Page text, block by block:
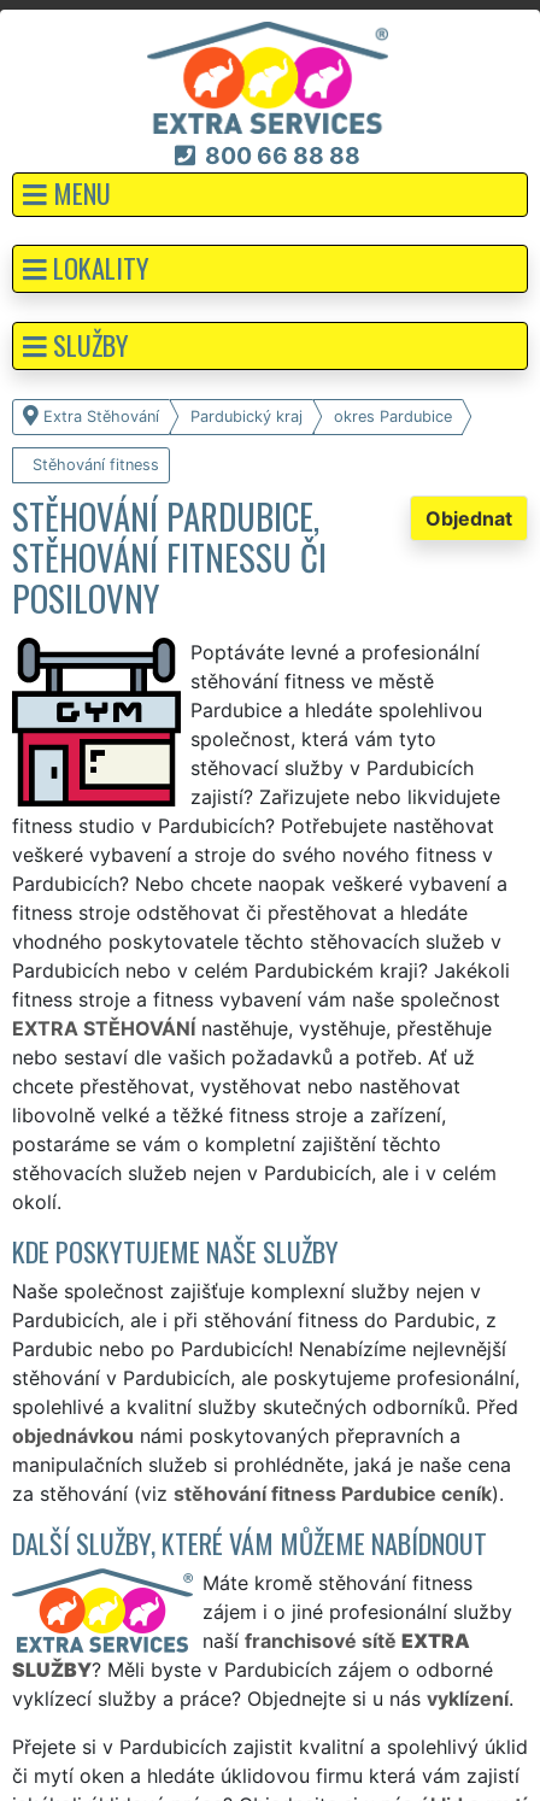
800 66 88 88
MENU
Extra Stěhování Pardubický kraj okres Pardubice
Stěhování fitness
Objednat
STĚHOVÁNÍ PARDUBICE,
STĚHOVÁNÍ FITNESSU ČI
POSILOVNY
Poptáváte levné a profesionální
stěhování fitness ve městě
Pardubice a hledáte spolehlivou
společnost, která vám tyto
stěhovací služby v Pardubicích
zajistí? Zařizujete nebo likvidujete
fitness studio v Pardubicích? Potřebujete nastěhovat
veškeré vybavení a stroje do svého nového fitness v
Pardubicích? Nebo chcete naopak veškeré vybavení a
fitness stroje odstěhovat či přestěhovat a hledáte
vhodného poskytovatele těchto stěhovacích služeb v
Pardubicích nebo v celém Pardubickém kraji? Jakékoli
fitness stroje a fitness vybavení vám naše společnost
EXTRA STĚHOVÁNÍ nastěhuje, vystěhuje, přestěhuje
nebo sestaví dle vašich požadavků a potřeb. Ať už
chcete přestěhovat, vystěhovat nebo nastěhovat
libovolně velké a těžké fitness stroje a zařízení,
postaráme se vám o kompletní zajištění těchto
stěhovacích služeb nejen v Pardubicích, ale i v celém
okolí.
KDE POSKYTUJEME NAŠE SLUŽBY
Naše společnost zajišťuje komplexní služby nejen v
Pardubicích, ale i při stěhování fitness do Pardubic, z
Pardubic nebo po Pardubicích! Nenabízíme nejlevnější
stěhování v Pardubicích, ale poskytujeme profesionální,
spolehlivé a kvalitní služby skutečných odborníků. Před
objednávkou námi poskytovaných přepravních a
manipulačních služeb si prohlédněte, jaká je naše cena
za stěhování (viz stěhování fitness Pardubice ceník).
DALŠÍ SLUŽBY, KTERÉ VÁM MŮŽEME NABÍDNOUT
Máte kromě stěhování fitness
zájem i o jiné profesionální služby
naší franchisové sítě EXTRA
SLUŽBY? Měli byste v Pardubicích zájem o odborné
vyklízecí služby a práce? Objednejte si u nás vyklízení.
Přejete si v Pardubicích zajistit kvalitní a spolehlivý úklid
či mytí oken a hledáte úklidovou firmu která vám zajistí
LOKALITY
SLUŽBY